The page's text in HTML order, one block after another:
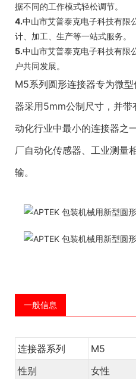
据不同的工作模式轻松调节。
4.中山市艾普泰克电子科技有限
计、加工、生产等一站式服务。
5.中山市艾普泰克电子科技有限
户共同发展。
M5系列圆形连接器专为微
器采用5mm公制尺寸，并带
动化行业中最小的连接器之
厂自动化传感器、工业测量
输。
一般信息
连接器系列
M5
性别
女性